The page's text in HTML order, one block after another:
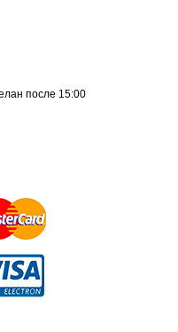
после 15:00